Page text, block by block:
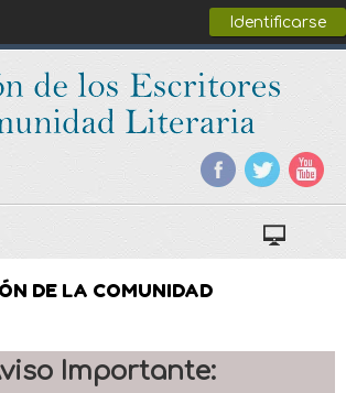
Identificarse
DE LA COMUNIDAD
Importante: